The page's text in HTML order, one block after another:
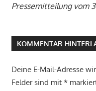
Pressemitteilung vom
KOMMENTAR
Deine E-Mail-Adresse
Felder sind mit *